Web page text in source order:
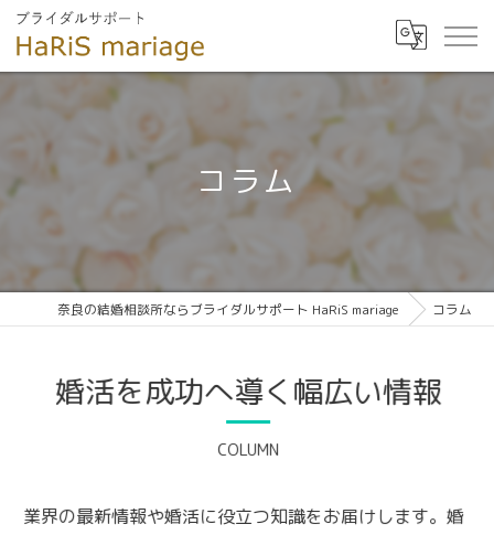
コラム
奈良の結婚相談所ならブライダルサポート HaRiS mariage コラム
婚活を成功へ導く幅広い情報
COLUMN
業界の最新情報や婚活に役立つ知識をお届けします。婚